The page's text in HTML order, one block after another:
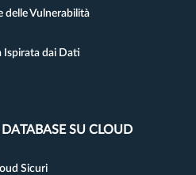
delle Vulnerabilità
Ispirata dai Dati
SU CLOUD
Sicuri